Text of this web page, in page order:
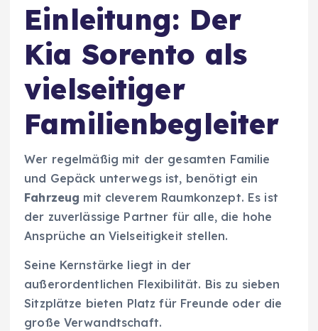
Einleitung: Der
Kia Sorento als
vielseitiger
Familienbegleiter
Wer regelmäßig mit der gesamten Familie
und Gepäck unterwegs ist, benötigt ein
Fahrzeug mit cleverem Raumkonzept. Es ist
der zuverlässige Partner für alle, die hohe
Ansprüche an Vielseitigkeit stellen.
Seine Kernstärke liegt in der
außerordentlichen Flexibilität. Bis zu sieben
Sitzplätze bieten Platz für Freunde oder die
große Verwandtschaft.